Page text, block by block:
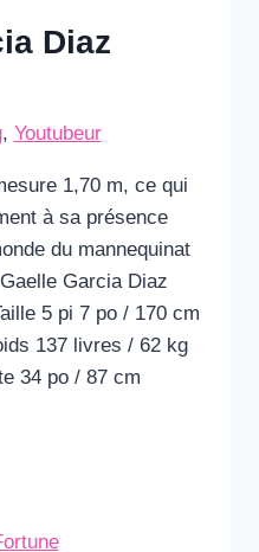
Diaz
, Youtubeur
1,70 m, ce qui
à sa présence
du mannequinat
Garcia Diaz
5 pi 7 po / 170 cm
137 livres / 62 kg
34 po / 87 cm